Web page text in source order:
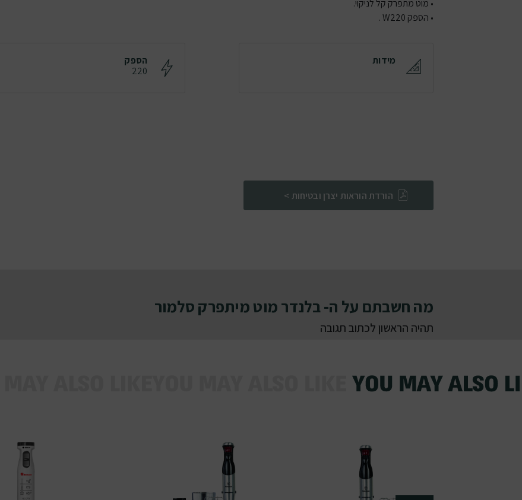
• מוט מתפרק קל לניקוי.
• הספק W220 .
מידות
הספק
220
הורדת הוראות יצרן ובטיחות >
מה חשבתם על ה- בלנדר מוט מיתפרק סלמור
תהיה הראשון לכתוב תגובה